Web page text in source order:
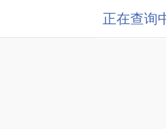
正在查询